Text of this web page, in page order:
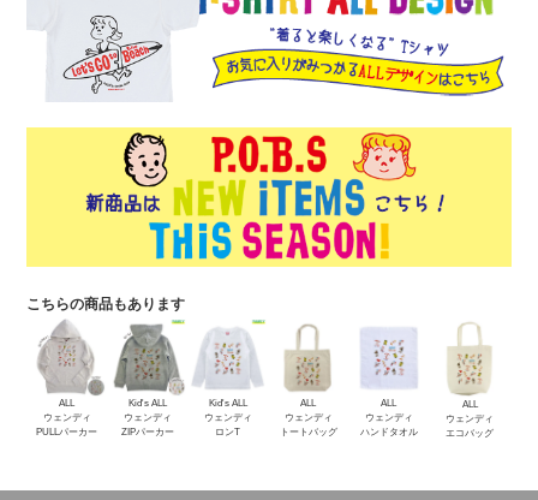
こちらの商品もあります
ALL
ウェンディ
PULLパーカー
Kid's ALL
ウェンディ
ZIPパーカー
Kid's ALL
ウェンディ
ロンT
ALL
ウェンディ
トートバッグ
ALL
ウェンディ
ハンドタオル
ALL
ウェンディ
エコバッグ